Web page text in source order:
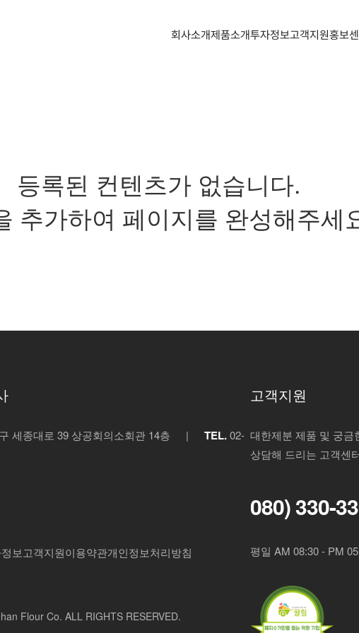
회사소개제품소개투자정보고객지원홍보
등록된 컨텐츠가 없습니다.
추가하여 페이지를 완성해주세
세종대로 39 상공회의소회관 14층 | TEL.02-
보고객지원이용약관개인정보처리방침
Flour Co. ALL RIGHTS RESERVED.
고객지원
대한제분 제품 및 궁금
상담해 드리는 고객센
080) 330-
평일 AM 08:30 - PM